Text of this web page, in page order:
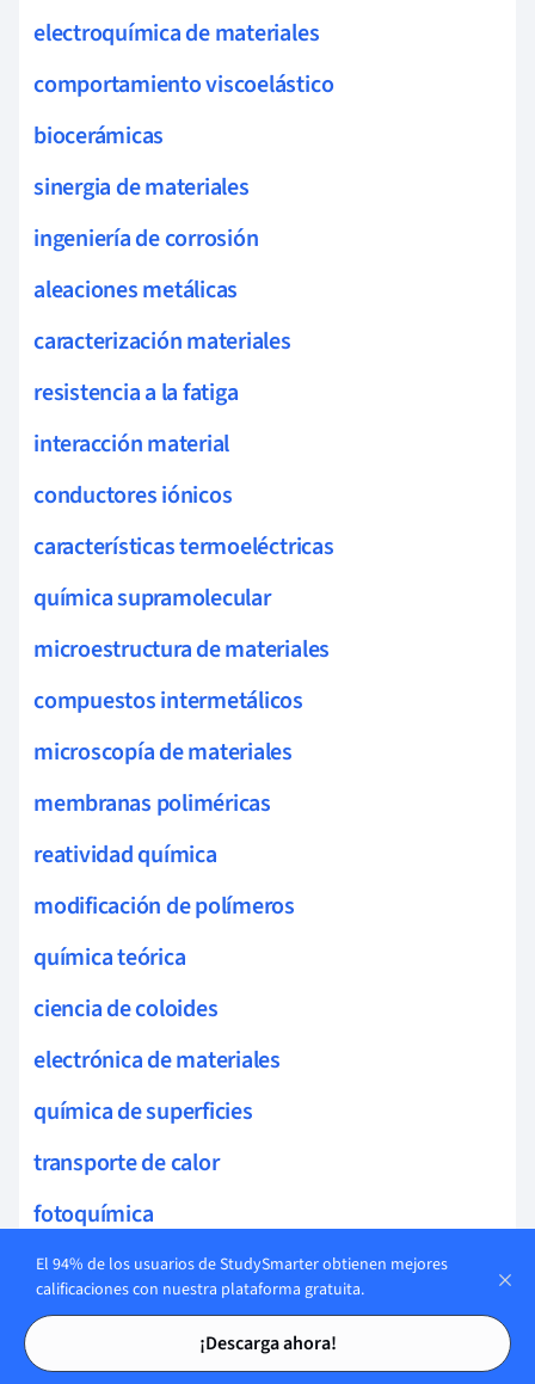
Tarjetas de estudio
Tarjetas de estudio
electroquímica de materiales
comportamiento viscoelástico
biocerámicas
sinergia de materiales
ingeniería de corrosión
aleaciones metálicas
caracterización materiales
resistencia a la fatiga
interacción material
conductores iónicos
características termoeléctricas
química supramolecular
microestructura de materiales
compuestos intermetálicos
microscopía de materiales
membranas poliméricas
reatividad química
modificación de polímeros
química teórica
ciencia de coloides
electrónica de materiales
química de superficies
transporte de calor
fotoquímica
química cuántica
catálisis heterogénea
Procesos de Separación
El 94% de los usuarios de StudySmarter obtienen mejores
calificaciones con nuestra plataforma gratuita.
¡Descarga ahora!